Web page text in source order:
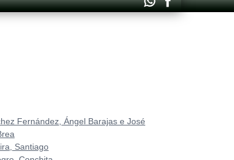
Fernández, Ángel Barajas e José
Santiago